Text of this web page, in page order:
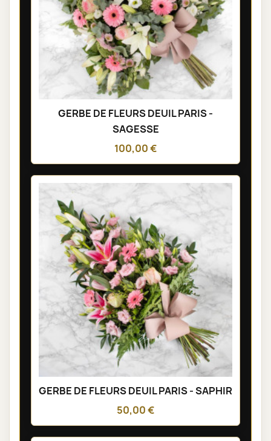
GERBE DE FLEURS DEUIL PARIS -
SAGESSE
100,00 €
GERBE DE FLEURS DEUIL PARIS - SAPHIR
50,00 €